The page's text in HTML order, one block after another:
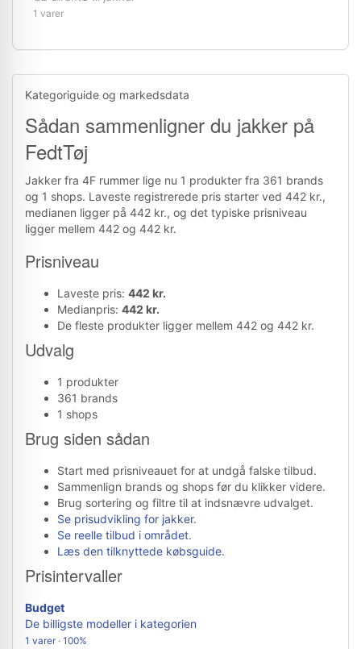
1 varer
Kategoriguide og markedsdata
Sådan sammenligner du jakker på
FedtTøj
Jakker fra 4F rummer lige nu 1 produkter fra 361 brands
og 1 shops. Laveste registrerede pris starter ved 442 kr.,
medianen ligger på 442 kr., og det typiske prisniveau
ligger mellem 442 og 442 kr.
Prisniveau
Laveste pris: 442 kr.
Medianpris: 442 kr.
De fleste produkter ligger mellem 442 og 442 kr.
Udvalg
1 produkter
361 brands
1 shops
Brug siden sådan
Start med prisniveauet for at undgå falske tilbud.
Sammenlign brands og shops før du klikker videre.
Brug sortering og filtre til at indsnævre udvalget.
Se prisudvikling for jakker.
Se reelle tilbud i området.
Læs den tilknyttede købsguide.
Prisintervaller
Budget
De billigste modeller i kategorien
1 varer · 100%